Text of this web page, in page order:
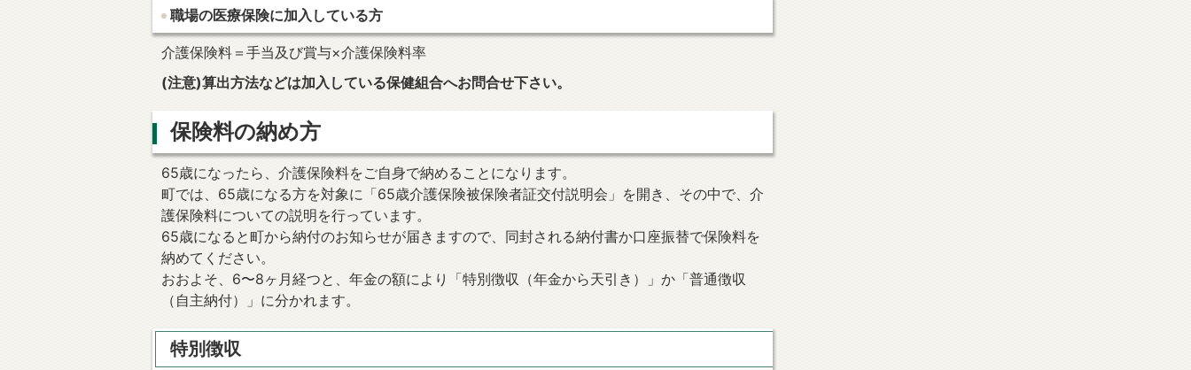
職場の医療保険に加入している方
介護保険料＝手当及び賞与×介護保険料率
(注意)算出方法などは加入している保健組合へお問合せ下さい。
保険料の納め方
65歳になったら、介護保険料をご自身で納めることになります。
町では、65歳になる方を対象に「65歳介護保険被保険者証交付説明会」を開き、その中で、介
護保険料についての説明を行っています。
65歳になると町から納付のお知らせが届きますので、同封される納付書か口座振替で保険料を
納めてください。
おおよそ、6〜8ヶ月経つと、年金の額により「特別徴収（年金から天引き）」か「普通徴収
（自主納付）」に分かれます。
特別徴収